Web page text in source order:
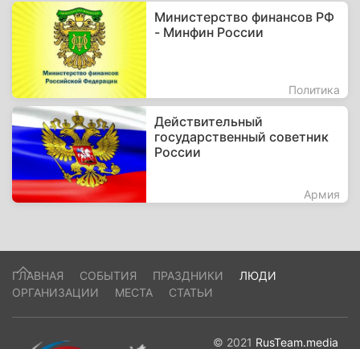
Министерство финансов РФ
- Минфин России
Политика
Действительный
государственный советник
России
Армия
ГЛАВНАЯ СОБЫТИЯ ПРАЗДНИКИ
ЛЮДИ
ОРГАНИЗАЦИИ
МЕСТА СТАТЬИ
© 2021 RusTeam.media